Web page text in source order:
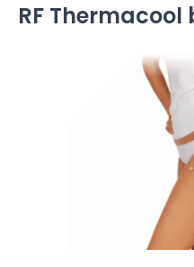
RF Thermacool